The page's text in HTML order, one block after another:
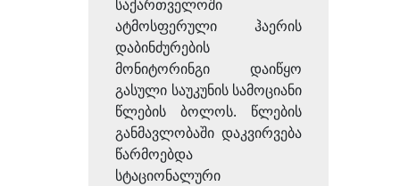
საქართველოში
ატმოსფერული ჰაერის
დაბინძურების
მონიტორინგი დაიწყო
გასული საუკუნის სამოციანი
წლების ბოლოს. წლების
განმავლობაში დაკვირვება
წარმოებდა
სტაციონალური